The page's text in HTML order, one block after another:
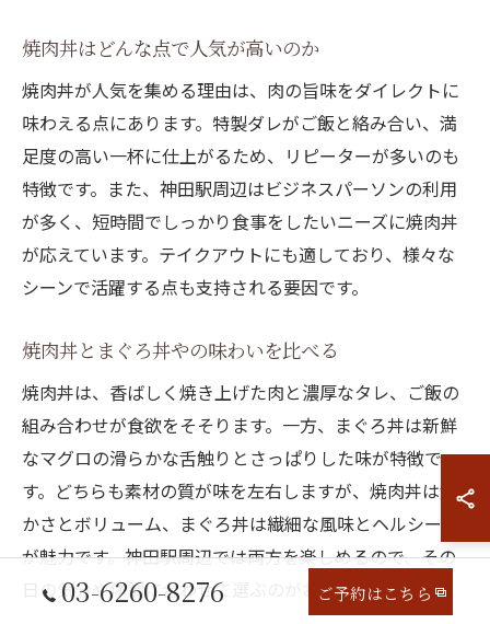
焼肉丼はどんな点で人気が高いのか
焼肉丼が人気を集める理由は、肉の旨味をダイレクトに
味わえる点にあります。特製ダレがご飯と絡み合い、満
足度の高い一杯に仕上がるため、リピーターが多いのも
特徴です。また、神田駅周辺はビジネスパーソンの利用
が多く、短時間でしっかり食事をしたいニーズに焼肉丼
が応えています。テイクアウトにも適しており、様々な
シーンで活躍する点も支持される要因です。
焼肉丼とまぐろ丼やの味わいを比べる
焼肉丼は、香ばしく焼き上げた肉と濃厚なタレ、ご飯の
組み合わせが食欲をそそります。一方、まぐろ丼は新鮮
なマグロの滑らかな舌触りとさっぱりした味が特徴で
す。どちらも素材の質が味を左右しますが、焼肉丼は温
かさとボリューム、まぐろ丼は繊細な風味とヘルシーさ
が魅力です。神田駅周辺では両方を楽しめるので、その
日の気分や体調に合わせて選ぶのがおすすめです。
03-6260-8276 ご予約はこちら